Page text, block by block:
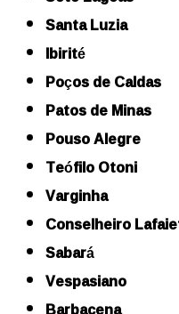
Santa Luzia
Ibirité
Poços de Caldas
Patos de Minas
Pouso Alegre
Teófilo Otoni
Varginha
Conselheiro
Sabará
Vespasiano